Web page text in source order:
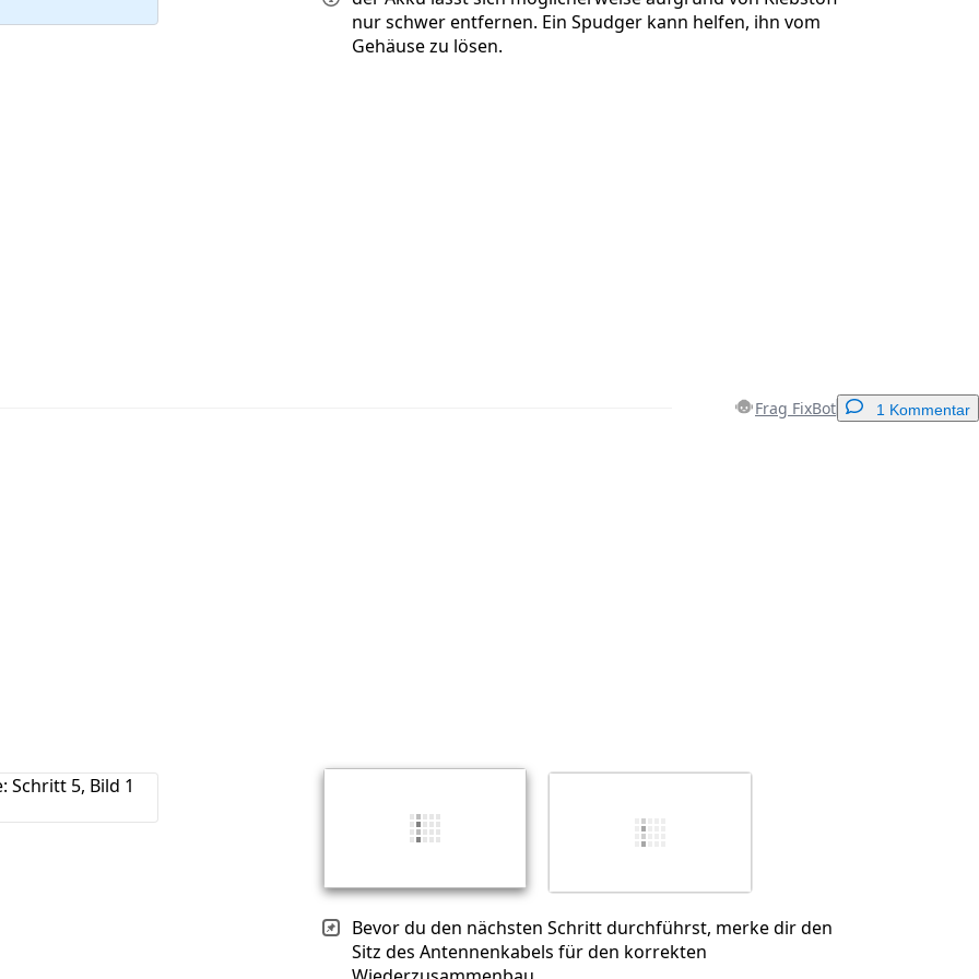
nur schwer entfernen. Ein Spudger kann helfen, ihn vom
Gehäuse zu lösen.
Frag FixBot 1 Kommentar
Bevor du den nächsten Schritt durchführst, merke dir den
Sitz des Antennenkabels für den korrekten